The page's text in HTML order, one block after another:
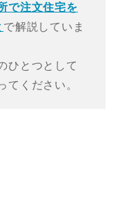
で注文住宅を
で解説していま
ひとつとして
てください。